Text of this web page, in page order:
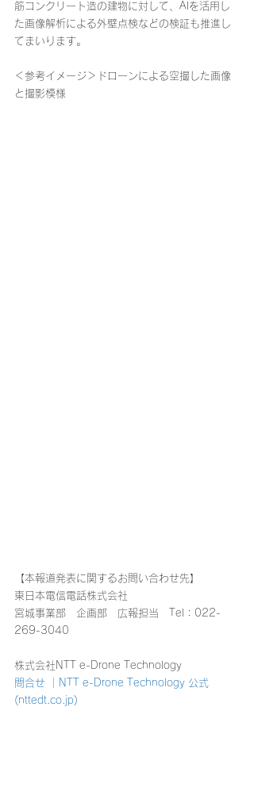
筋コンクリート造の建物に対して、AIを活用し
た画像解析による外壁点検などの検証も推進し
てまいります。
＜参考イメージ＞ドローンによる空撮した画像
と撮影模様
【本報道発表に関するお問い合わせ先】
東日本電信電話株式会社
宮城事業部　企画部　広報担当　Tel：022-
269-3040
株式会社NTT e-Drone Technology
問合せ ｜NTT e-Drone Technology 公式
(nttedt.co.jp)